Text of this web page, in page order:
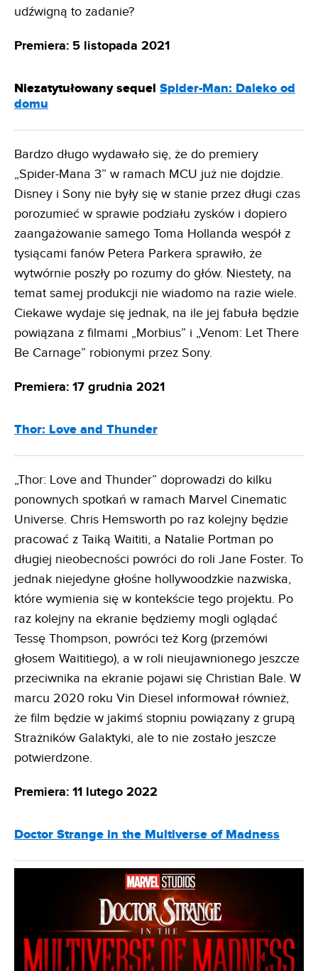
udźwigną to zadanie?
Premiera: 5 listopada 2021
Niezatytułowany sequel Spider-Man: Daleko od
domu
Bardzo długo wydawało się, że do premiery
„Spider-Mana 3” w ramach MCU już nie dojdzie.
Disney i Sony nie były się w stanie przez długi czas
porozumieć w sprawie podziału zysków i dopiero
zaangażowanie samego Toma Hollanda wespół z
tysiącami fanów Petera Parkera sprawiło, że
wytwórnie poszły po rozumy do głów. Niestety, na
temat samej produkcji nie wiadomo na razie wiele.
Ciekawe wydaje się jednak, na ile jej fabuła będzie
powiązana z filmami „Morbius” i „Venom: Let There
Be Carnage” robionymi przez Sony.
Premiera: 17 grudnia 2021
Thor: Love and Thunder
„Thor: Love and Thunder” doprowadzi do kilku
ponownych spotkań w ramach Marvel Cinematic
Universe. Chris Hemsworth po raz kolejny będzie
pracować z Taiką Waititi, a Natalie Portman po
długiej nieobecności powróci do roli Jane Foster. To
jednak niejedyne głośne hollywoodzkie nazwiska,
które wymienia się w kontekście tego projektu. Po
raz kolejny na ekranie będziemy mogli oglądać
Tessę Thompson, powróci też Korg (przemówi
głosem Waititiego), a w roli nieujawnionego jeszcze
przeciwnika na ekranie pojawi się Christian Bale. W
marcu 2020 roku Vin Diesel informował również,
że film będzie w jakimś stopniu powiązany z grupą
Strażników Galaktyki, ale to nie zostało jeszcze
potwierdzone.
Premiera: 11 lutego 2022
Doctor Strange in the Multiverse of Madness